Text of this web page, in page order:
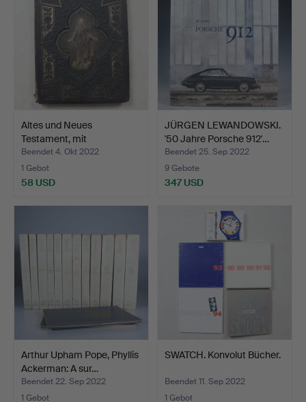
Altes und Neues
Testament, mit
Familienchr…
Beendet 4. Okt 2022
1 Gebot
58 USD
JÜRGEN LEWANDOWSKI.
'50 Jahre Porsche 912'…
Beendet 25. Sep 2022
9 Gebote
347 USD
Arthur Upham Pope, Phyllis
Ackerman: A sur…
Beendet 22. Sep 2022
1 Gebot
SWATCH. Konvolut Bücher.
Beendet 11. Sep 2022
1 Gebot